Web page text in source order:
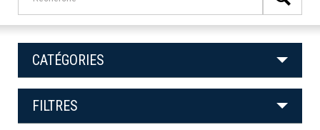
CATÉGORIES
FILTRES